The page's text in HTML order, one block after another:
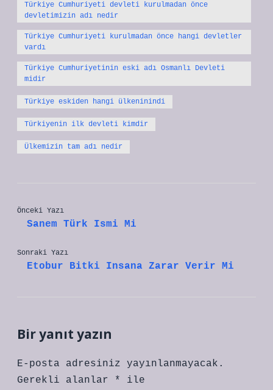
Türkiye Cumhuriyeti devleti kurulmadan önce
devletimizin adı nedir
Türkiye Cumhuriyeti kurulmadan önce hangi devletler
vardı
Türkiye Cumhuriyetinin eski adı Osmanlı Devleti
midir
Türkiye eskiden hangi ülkeninindi
Türkiyenin ilk devleti kimdir
Ülkemizin tam adı nedir
Önceki Yazı
Sanem Türk Ismi Mi
Sonraki Yazı
Etobur Bitki Insana Zarar Verir Mi
Bir yanıt yazın
E-posta adresiniz yayınlanmayacak.
Gerekli alanlar
*
ile